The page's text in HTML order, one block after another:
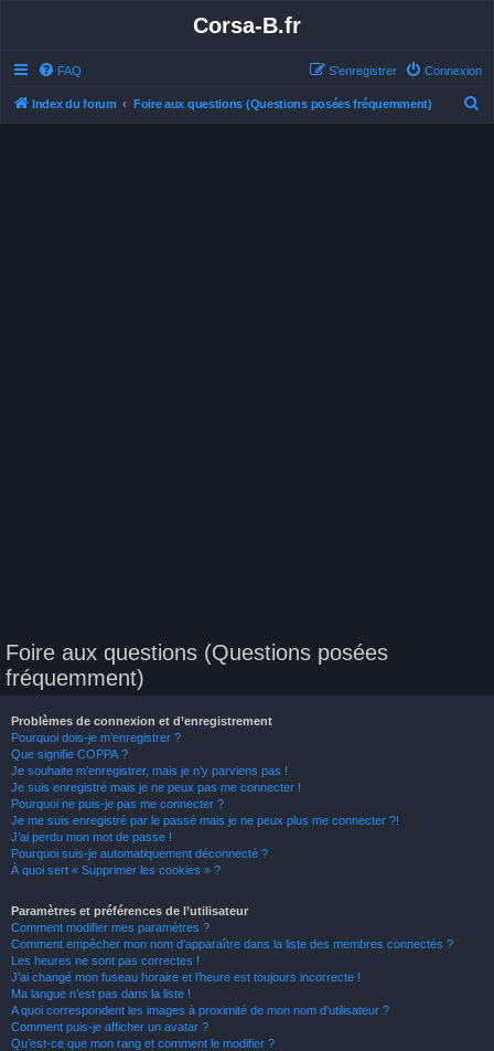
Corsa-B.fr
FAQ Connexion
S’enregistrer
Index du forum Foire aux questions (Questions posées fréquemment)
Foire aux questions (Questions posées
fréquemment)
Problèmes de connexion et d’enregistrement
Pourquoi dois-je m’enregistrer ?
Que signifie COPPA ?
Je souhaite m’enregistrer, mais je n’y parviens pas !
Je suis enregistré mais je ne peux pas me connecter !
Pourquoi ne puis-je pas me connecter ?
Je me suis enregistré par le passé mais je ne peux plus me connecter ?!
J’ai perdu mon mot de passe !
Pourquoi suis-je automatiquement déconnecté ?
À quoi sert « Supprimer les cookies » ?
Paramètres et préférences de l’utilisateur
Comment modifier mes paramètres ?
Comment empêcher mon nom d’apparaître dans la liste des membres connectés ?
Les heures ne sont pas correctes !
J’ai changé mon fuseau horaire et l’heure est toujours incorrecte !
Ma langue n’est pas dans la liste !
A quoi correspondent les images à proximité de mon nom d’utilisateur ?
Comment puis-je afficher un avatar ?
Qu’est-ce que mon rang et comment le modifier ?